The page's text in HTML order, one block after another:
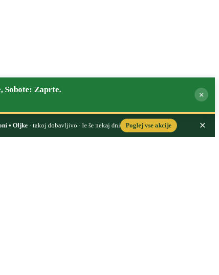
Sobote: Zaprte.
×
• Oljke· takoj dobavljivo · le še nekaj dni Poglej vse akcije ×